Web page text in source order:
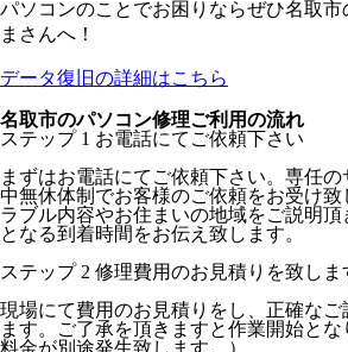
パソコンのことでお困りならぜひ名取市
まさんへ！
データ復旧の詳細はこちら
名取市のパソコン修理ご利用の流れ
ステップ 1 お電話にてご依頼下さい
まずはお電話にてご依頼下さい。専任
中無休体制でお客様のご依頼をお受け致
ラブル内容やお住まいの地域をご説明
となる到着時間をお伝え致します。
ステップ 2 修理費用のお見積りを致しま
現場にて費用のお見積りをし、正確なご
ます。ご了承を頂きますと作業開始と
料金が別途発生致します。）